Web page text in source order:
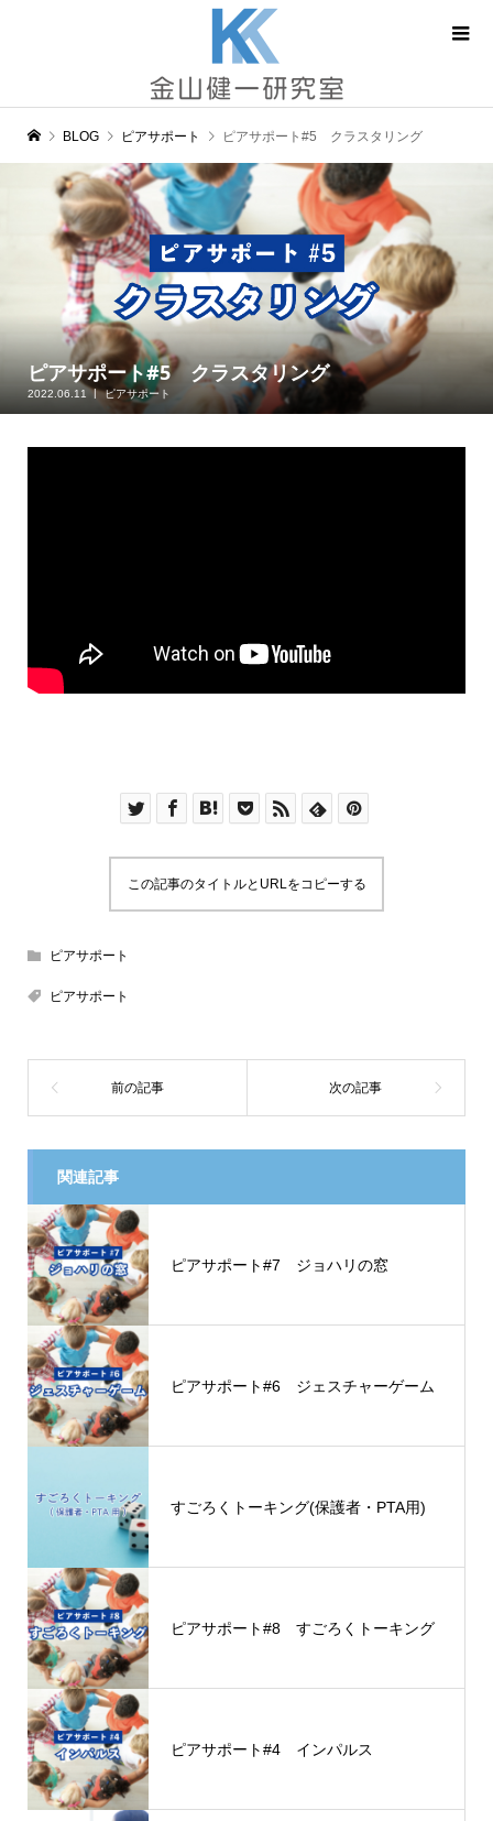
BLOG ピアサポート ピアサポート#5 クラスタリング
ピアサポート#5 クラスタリング
2022.06.11 ピアサポート
この記事のタイトルとURLをコピーする
ピアサポート
ピアサポート
関連記事
ピアサポート#7 ジョハリの窓
ピアサポート#6 ジェスチャーゲーム
すごろくトーキング(保護者・PTA用)
ピアサポート#8 すごろくトーキング
ピアサポート#4 インパルス